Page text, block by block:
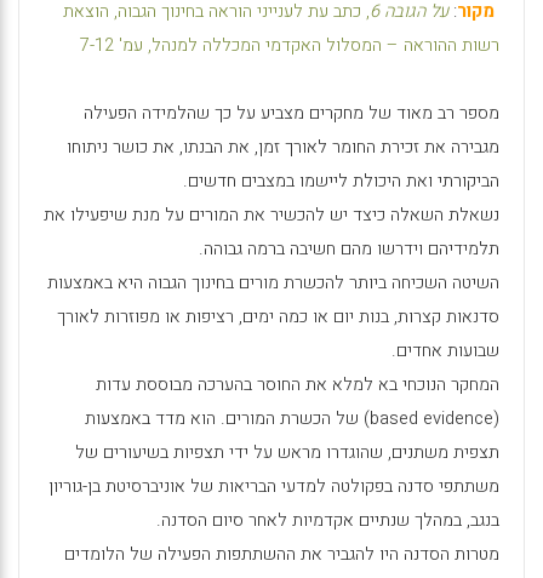
p
k מקור:על הגובה 6 , כתב עת לענייני הוראה בחינוך הגבוה, הוצאת
רשות ההוראה – המסלול האקדמי המכללה למנהל, עמ' 7-12
מספר רב מאוד של מחקרים מצביע על כך שהלמידה הפעילה
מגבירה את זכירת החומר לאורך זמן, את הבנתו, את כושר ניתוחו
הביקורתי ואת היכולת ליישמו במצבים חדשים.
נשאלת השאלה כיצד יש להכשיר את המורים על מנת שיפעילו את
תלמידיהם וידרשו מהם חשיבה ברמה גבוהה.
השיטה השכיחה ביותר להכשרת מורים בחינוך הגבוה היא באמצעות
סדנאות קצרות, בנות יום או כמה ימים, רציפות או מפוזרות לאורך
שבועות אחדים.
המחקר הנוכחי בא למלא את החוסר בהערכה מבוססת עדות
(
based evidence) של הכשרת המורים. הוא מדד באמצעות
תצפית משתנים, שהוגדרו מראש על ידי תצפיות בשיעורים של
משתתפי סדנה בפקולטה למדעי הבריאות של אוניברסיטת בן-גוריון
בנגב, במהלך שנתיים אקדמיות לאחר סיום הסדנה.
מטרות הסדנה היו להגביר את ההשתתפות הפעילה של הלומדים